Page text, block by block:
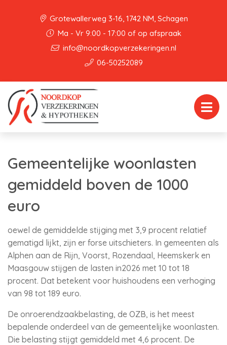
Grotewallerweg 3-16, 1742 NM, Schagen
Ma - Vr 9:00 - 17:00 of op afspraak
info@noordkopverzekeringen.nl
06-50252089
Gemeentelijke woonlasten
gemiddeld boven de 1000
euro
oewel de gemiddelde stijging met 3,9 procent relatief
gematigd lijkt, zijn er forse uitschieters. In gemeenten als
Alphen aan de Rijn, Voorst, Rozendaal, Heemskerk en
Maasgouw stijgen de lasten in2026 met 10 tot 18
procent. Dat betekent voor huishoudens een verhoging
van 98 tot 189 euro.
De onroerendzaakbelasting, de OZB, is het meest
bepalende onderdeel van de gemeentelijke woonlasten.
Die belasting stijgt gemiddeld met 4,6 procent. De